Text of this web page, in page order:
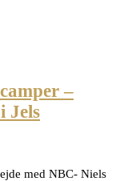
–
Jels
med NBC- Niels